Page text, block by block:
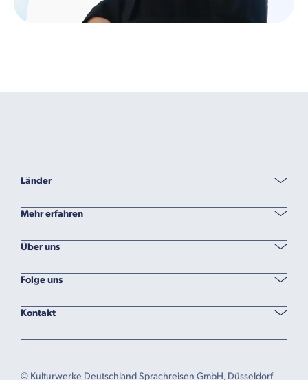
Länder
Mehr erfahren
Über uns
Folge uns
Kontakt
© Kulturwerke Deutschland Sprachreisen GmbH, Düsseldorf